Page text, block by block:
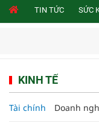
TIN TỨC SỨC
KINH TẾ
Tài chính Doanh